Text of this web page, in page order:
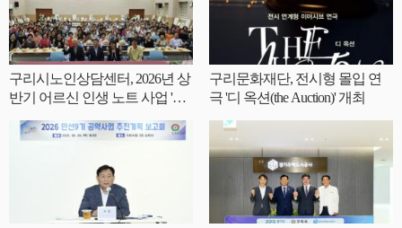
구리시노인상담센터, 2026년 상
반기 어르신 인생 노트 사업 '내
구리문화재단, 전시형 몰입 연
극 '디 옥션(the Auction)' 개최